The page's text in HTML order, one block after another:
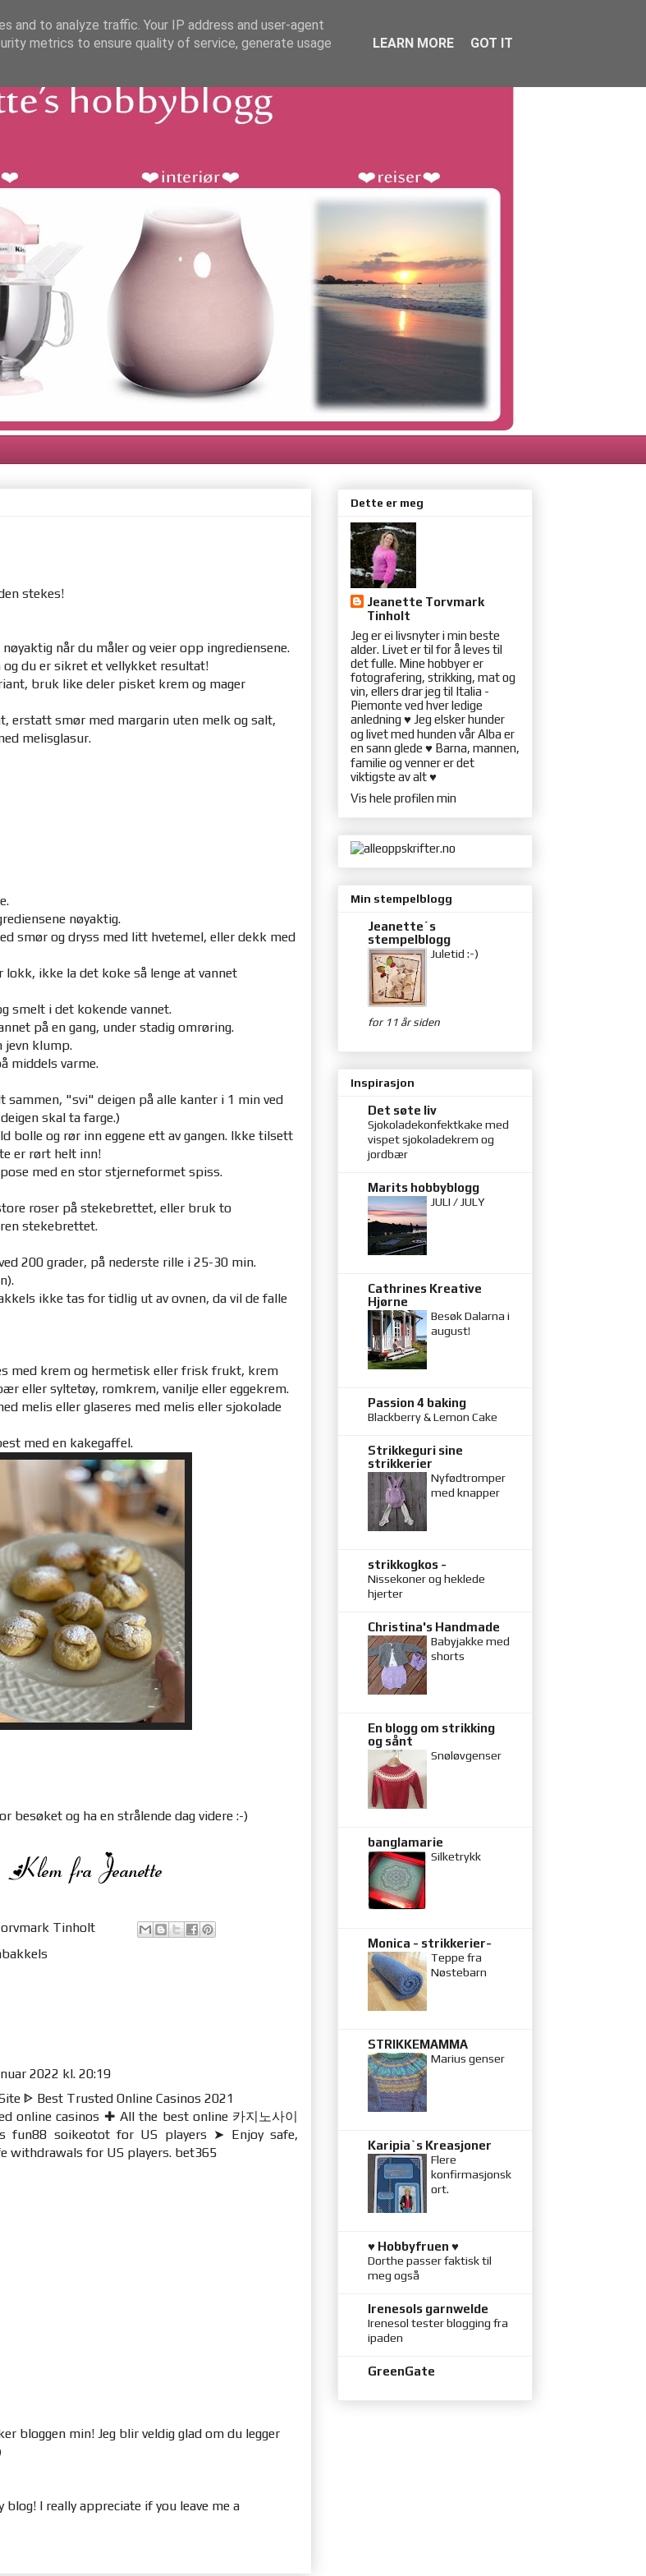
stekes!
når du måler og veier opp ingrediensene.
og du er sikret et vellykket resultat!
bruk like deler pisket krem og mager
erstatt smør med margarin uten melk og salt,
melisglasur.
nøyaktig.
smør og dryss med litt hvetemel, eller dekk med
lokk, ikke la det koke så lenge at vannet
smelt i det kokende vannet.
på en gang, under stadig omrøring.
jevn klump.
middels varme.
sammen, "svi" deigen på alle kanter i 1 min ved
skal ta farge.)
bolle og rør inn eggene ett av gangen. Ikke tilsett
er rørt helt inn!
med en stor stjerneformet spiss.
roser på stekebrettet, eller bruk to
stekebrettet.
200 grader, på nederste rille i 25-30 min.
ikke tas for tidlig ut av ovnen, da vil de falle
med krem og hermetisk eller frisk frukt, krem
eller syltetøy, romkrem, vanilje eller eggekrem.
melis eller glaseres med melis eller sjokolade
med en kakegaffel.
besøket og ha en strålende dag videre :-)
Tinholt
2022 kl. 20:19
ᐈ Best Trusted Online Casinos 2021
online casinos ✚ All the best online 카지노사이
fun88 soikeototfor US players ➤ Enjoy safe,
withdrawals for US players. bet365
bloggen min! Jeg blir veldig glad om du legger
I really appreciate if you leave me a
Dette er meg
Jeanette Torvmark
Tinholt
Jeg er ei livsnyter i min beste
alder. Livet er til for å leves til
det fulle. Mine hobbyer er
fotografering, strikking, mat og
vin, ellers drar jeg til Italia -
Piemonte ved hver ledige
anledning ♥ Jeg elsker hunder
og livet med hunden vår Alba er
en sann glede ♥ Barna, mannen,
familie og venner er det
viktigste av alt ♥
Vis hele profilen min
Min stempelblogg
Jeanette´s
stempelblogg
Juletid :-)
for 11 år siden
Inspirasjon
Det søte liv
Sjokoladekonfektkake med
vispet sjokoladekrem og
jordbær
Marits hobbyblogg
JULI / JULY
Cathrines Kreative
Hjørne
Besøk Dalarna i
august!
Passion 4 baking
Blackberry & Lemon Cake
Strikkeguri sine
strikkerier
Nyfødtromper
med knapper
strikkogkos -
Nissekoner og heklede
hjerter
Christina's Handmade
Babyjakke med
shorts
En blogg om strikking
og sånt
Snøløvgenser
banglamarie
Silketrykk
Monica - strikkerier-
Teppe fra
Nøstebarn
STRIKKEMAMMA
Marius genser
Karipia`s Kreasjoner
Flere
konfirmasjonsk
ort.
♥ Hobbyfruen ♥
Dorthe passer faktisk til
meg også
Irenesols garnwelde
Irenesol tester blogging fra
ipaden
GreenGate
and to analyze traffic. Your IP address and user-agent
metrics to ensure quality of service, generate usage
LEARN MORE GOT IT